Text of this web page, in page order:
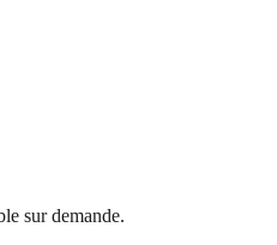
sur demande.